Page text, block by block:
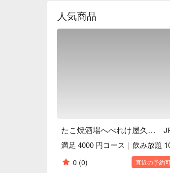
人気商品
たこ焼酒場へべれけ屋久茂地店
満足 4000 円コース｜飲み放題
0 (0) 直近の予約